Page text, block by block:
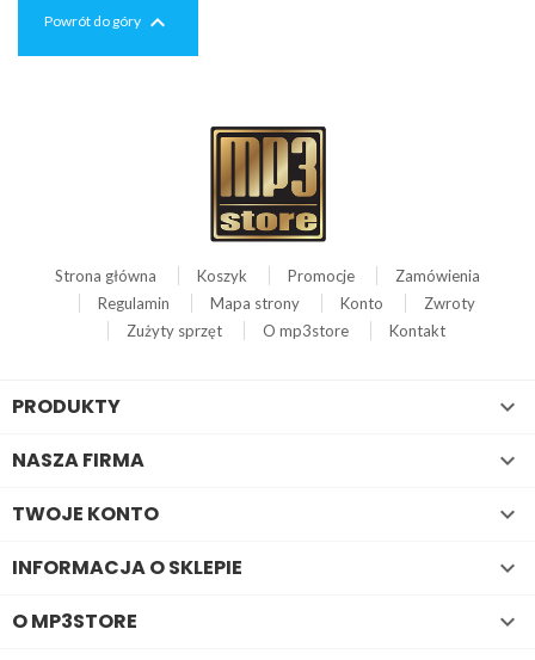
Powrót do góry 
Strona główna Koszyk Promocje
Zamówienia
Regulamin
Mapa strony Konto
Zwroty
Zużyty sprzęt
O mp3store Kontakt
PRODUKTY 
NASZA FIRMA 
TWOJE KONTO 
INFORMACJA O SKLEPIE 
O MP3STORE 